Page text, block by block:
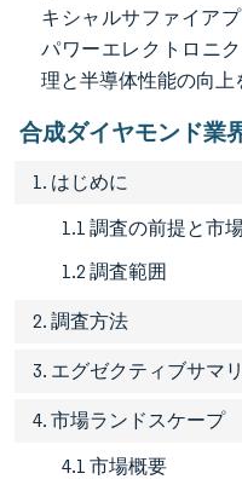
キシャルサファイア
パワーエレクトロニ
理と半導体性能の向上
合成ダイヤモンド業
1. はじめに
1.1 調査の前提と市
1.2 調査範囲
2. 調査方法
3. エグゼクティブサマ
4. 市場ランドスケープ
4.1 市場概要